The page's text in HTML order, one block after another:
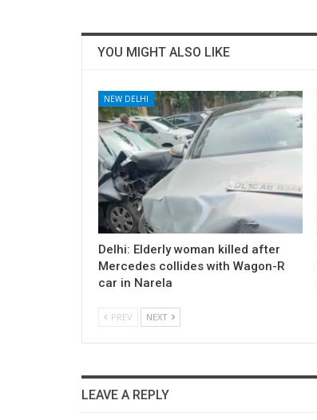
YOU MIGHT ALSO LIKE
NEW DELHI
Delhi: Elderly woman killed after
Mercedes collides with Wagon-R
car in Narela
PREV NEXT
LEAVE A REPLY